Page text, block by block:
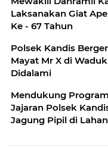
Laksanakan Giat
Ke - 67 Tahun
Polsek Kandis
Mayat Mr X di
Didalami
Mendukung
Jajaran Polsek
Jagung Pipil di